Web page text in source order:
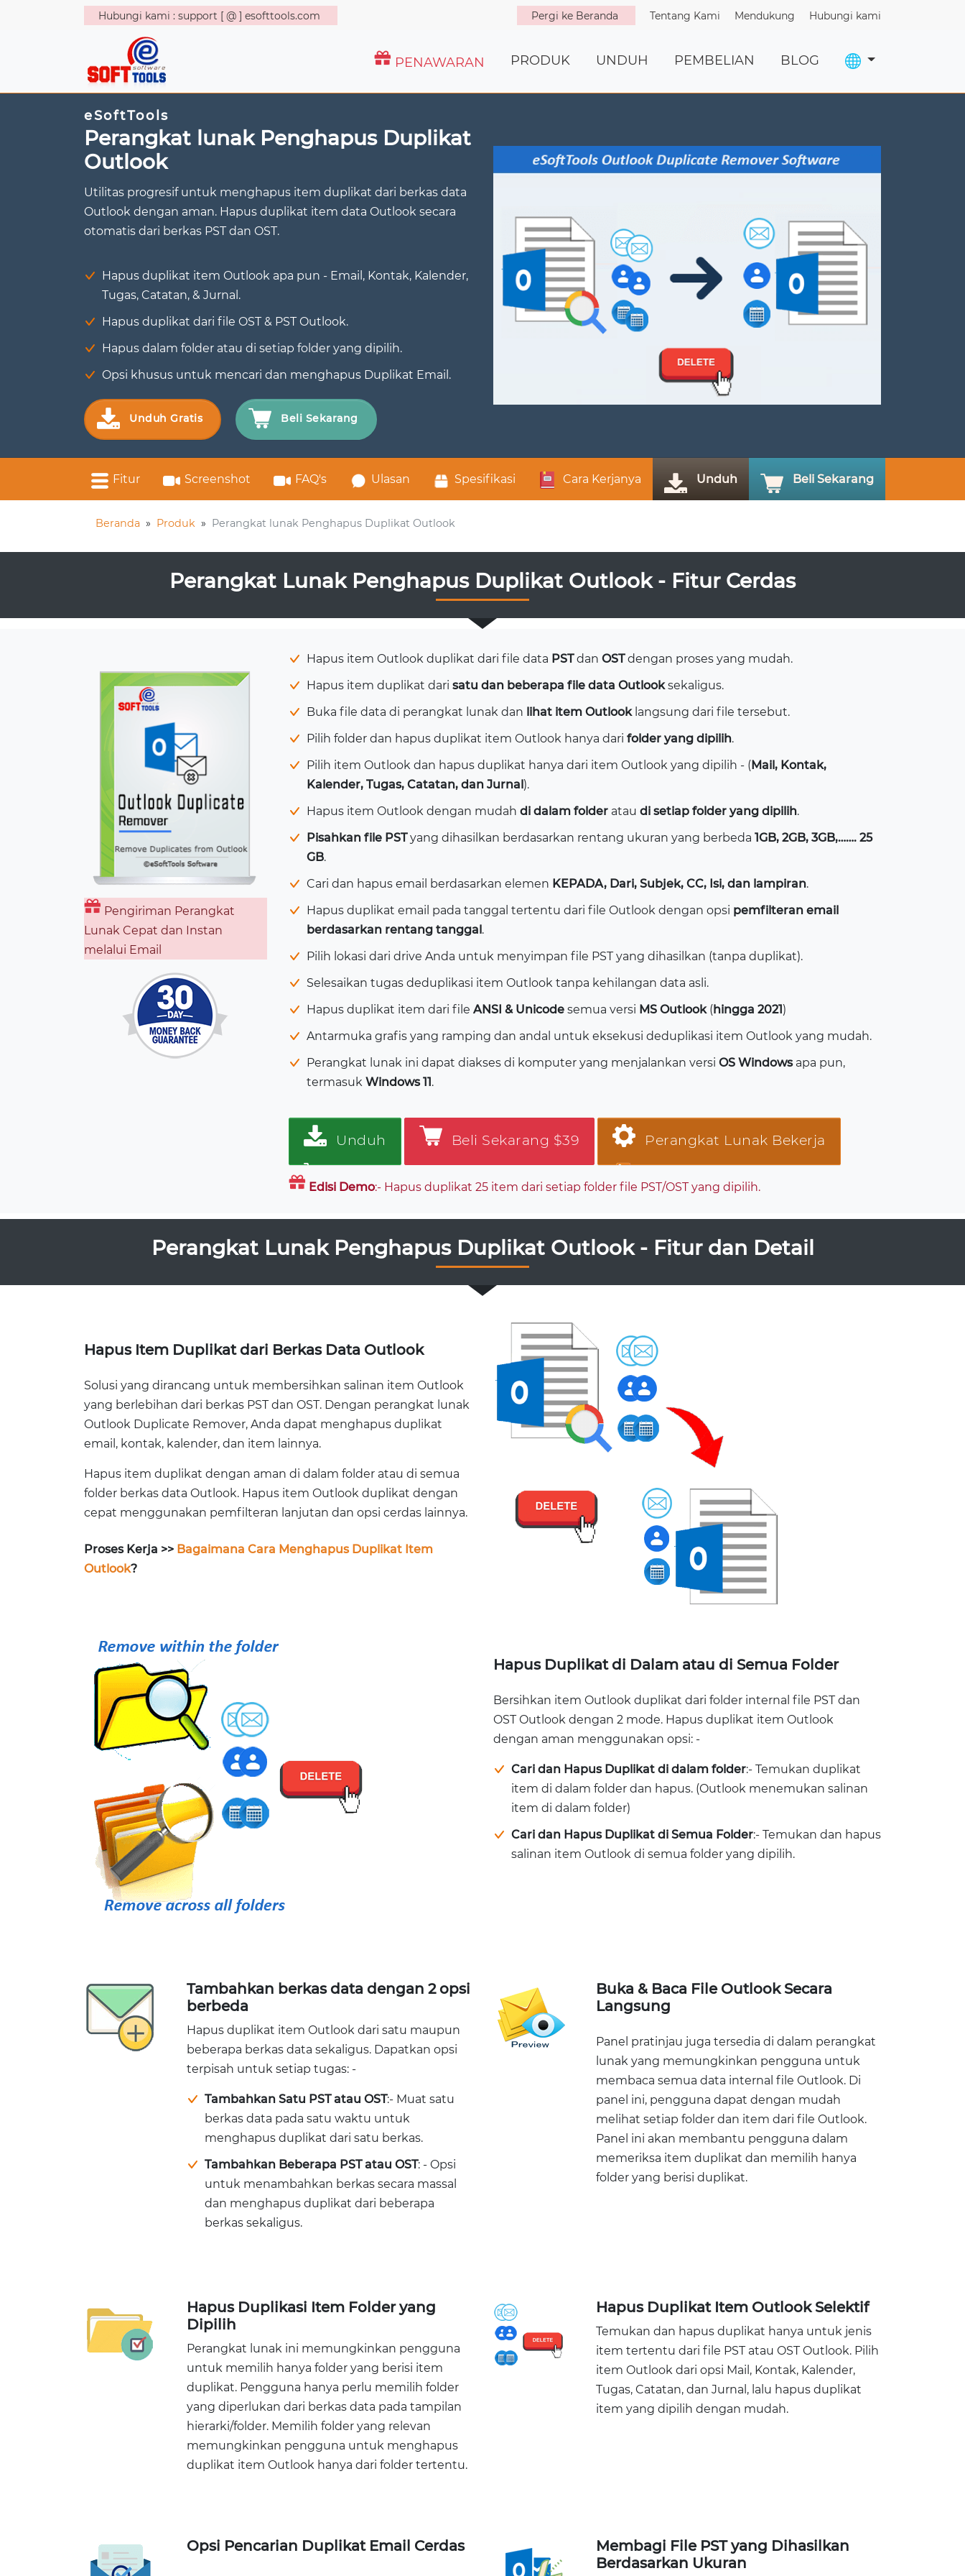
Hubungi kami : support [ @ ] esofttools.com Pergi ke Beranda Tentang Kami Mendukung Hubungi kami
PENAWARAN PRODUK UNDUH PEMBELIAN BLOG
eSoftTools
Perangkat lunak Penghapus Duplikat
Outlook
Utilitas progresif untuk menghapus item duplikat dari berkas data
Outlook dengan aman. Hapus duplikat item data Outlook secara
otomatis dari berkas PST dan OST.
Hapus duplikat item Outlook apa pun - Email, Kontak, Kalender,
Tugas, Catatan, & Jurnal.
Hapus duplikat dari file OST & PST Outlook.
Hapus dalam folder atau di setiap folder yang dipilih.
Opsi khusus untuk mencari dan menghapus Duplikat Email.
Unduh Gratis Beli Sekarang
Fitur Screenshot FAQ's Ulasan Spesifikasi Cara Kerjanya Unduh Beli Sekarang
Beranda » Produk » Perangkat lunak Penghapus Duplikat Outlook
Perangkat Lunak Penghapus Duplikat Outlook - Fitur Cerdas
Pengiriman Perangkat
Lunak Cepat dan Instan
melalui Email
Hapus item Outlook duplikat dari file data PSTdan OSTdengan proses yang mudah.
Hapus item duplikat dari satu dan beberapa file data Outlooksekaligus.
Buka file data di perangkat lunak dan lihat item Outlooklangsung dari file tersebut.
Pilih folder dan hapus duplikat item Outlook hanya dari folder yang dipilih.
Pilih item Outlook dan hapus duplikat hanya dari item Outlook yang dipilih - (Mail, Kontak,
Kalender, Tugas, Catatan, dan Jurnal).
Hapus item Outlook dengan mudah di dalam folder atau di setiap folder yang dipilih.
Pisahkan file PSTyang dihasilkan berdasarkan rentang ukuran yang berbeda 1GB, 2GB, 3GB,……. 25
GB.
Cari dan hapus email berdasarkan elemen KEPADA, Dari, Subjek, CC, Isi, dan lampiran.
Hapus duplikat email pada tanggal tertentu dari file Outlook dengan opsi pemfilteran email
berdasarkan rentang tanggal.
Pilih lokasi dari drive Anda untuk menyimpan file PST yang dihasilkan (tanpa duplikat).
Selesaikan tugas deduplikasi item Outlook tanpa kehilangan data asli.
Hapus duplikat item dari file ANSI & Unicode semua versi MS Outlook(hingga 2021)
Antarmuka grafis yang ramping dan andal untuk eksekusi deduplikasi item Outlook yang mudah.
Perangkat lunak ini dapat diakses di komputer yang menjalankan versi OS Windowsapa pun,
termasuk Windows 11.
Unduh Beli Sekarang $39 Perangkat Lunak Bekerja
Edisi Demo:- Hapus duplikat 25 item dari setiap folder file PST/OST yang dipilih.
Perangkat Lunak Penghapus Duplikat Outlook - Fitur dan Detail
Hapus Item Duplikat dari Berkas Data Outlook
Solusi yang dirancang untuk membersihkan salinan item Outlook
yang berlebihan dari berkas PST dan OST. Dengan perangkat lunak
Outlook Duplicate Remover, Anda dapat menghapus duplikat
email, kontak, kalender, dan item lainnya.
Hapus item duplikat dengan aman di dalam folder atau di semua
folder berkas data Outlook. Hapus item Outlook duplikat dengan
cepat menggunakan pemfilteran lanjutan dan opsi cerdas lainnya.
Proses Kerja >> Bagaimana Cara Menghapus Duplikat Item
Outlook?
Hapus Duplikat di Dalam atau di Semua Folder
Bersihkan item Outlook duplikat dari folder internal file PST dan
OST Outlook dengan 2 mode. Hapus duplikat item Outlook
dengan aman menggunakan opsi: -
Cari dan Hapus Duplikat di dalam folder:- Temukan duplikat
item di dalam folder dan hapus. (Outlook menemukan salinan
item di dalam folder)
Cari dan Hapus Duplikat di Semua Folder:- Temukan dan hapus
salinan item Outlook di semua folder yang dipilih.
Tambahkan berkas data dengan 2 opsi
berbeda
Hapus duplikat item Outlook dari satu maupun
beberapa berkas data sekaligus. Dapatkan opsi
terpisah untuk setiap tugas: -
Tambahkan Satu PST atau OST:- Muat satu
berkas data pada satu waktu untuk
menghapus duplikat dari satu berkas.
Tambahkan Beberapa PST atau OST: - Opsi
untuk menambahkan berkas secara massal
dan menghapus duplikat dari beberapa
berkas sekaligus.
Buka & Baca File Outlook Secara
Langsung
Panel pratinjau juga tersedia di dalam perangkat
lunak yang memungkinkan pengguna untuk
membaca semua data internal file Outlook. Di
panel ini, pengguna dapat dengan mudah
melihat setiap folder dan item dari file Outlook.
Panel ini akan membantu pengguna dalam
memeriksa item duplikat dan memilih hanya
folder yang berisi duplikat.
Hapus Duplikasi Item Folder yang
Dipilih
Perangkat lunak ini memungkinkan pengguna
untuk memilih hanya folder yang berisi item
duplikat. Pengguna hanya perlu memilih folder
yang diperlukan dari berkas data pada tampilan
hierarki/folder. Memilih folder yang relevan
memungkinkan pengguna untuk menghapus
duplikat item Outlook hanya dari folder tertentu.
Hapus Duplikat Item Outlook Selektif
Temukan dan hapus duplikat hanya untuk jenis
item tertentu dari file PST atau OST Outlook. Pilih
item Outlook dari opsi Mail, Kontak, Kalender,
Tugas, Catatan, dan Jurnal, lalu hapus duplikat
item yang dipilih dengan mudah.
Opsi Pencarian Duplikat Email Cerdas
Membagi File PST yang Dihasilkan
Berdasarkan Ukuran